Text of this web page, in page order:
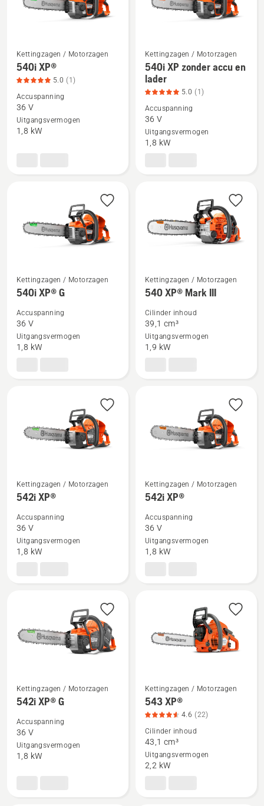
Bekijk
meer
details
over
540i
Kettingzagen / Motorzagen
540i XP®
5.0 (1)
Accuspanning
36 V
Uitgangsvermogen
1,8 kW
Bekijk
meer
over
540i
XP
productbeoordeling
Kettingzagen / Motorzagen
540i XP zonder accu en
lader
5.0 (1)
Accuspanning
36 V
Uitgangsvermogen
1,8 kW
Bekijk
details
over
540i
Kettingzagen / Motorzagen
540i XP® G
Accuspanning
36 V
Uitgangsvermogen
1,8 kW
Bekijk
details
over
540 XP®
Kettingzagen / Motorzagen
540 XP® Mark III
Cilinder inhoud
39,1 cm³
Uitgangsvermogen
1,9 kW
Bekijk
details
over
542i
Kettingzagen / Motorzagen
542i XP®
Accuspanning
36 V
Uitgangsvermogen
1,8 kW
Bekijk
details
over
542i
Kettingzagen / Motorzagen
542i XP®
Accuspanning
36 V
Uitgangsvermogen
1,8 kW
Bekijk
details
over
542i
Kettingzagen / Motorzagen
542i XP® G
Accuspanning
36 V
Uitgangsvermogen
1,8 kW
Bekijk
meer
details
over
543 XP®,
productbeoordeling
Kettingzagen / Motorzagen
543 XP®
4.6 (22)
Cilinder inhoud
43,1 cm³
Uitgangsvermogen
2,2 kW